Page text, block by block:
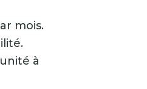
mois.
à